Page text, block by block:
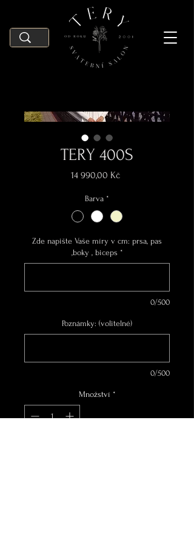
TERY 400S
14 990,00 KčCena
Barva *
Zde napište Vaše míry v cm: prsa, pas
,boky , biceps *
0/500
Poznámky: (volitelné)
0/500
Množství *